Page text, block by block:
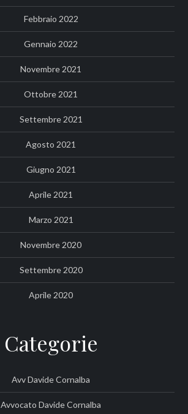
Febbraio 2022
Gennaio 2022
Novembre 2021
Ottobre 2021
Settembre 2021
Agosto 2021
Giugno 2021
Aprile 2021
Marzo 2021
Novembre 2020
Settembre 2020
Aprile 2020
Categorie
Avv Davide Cornalba
Avvocato Davide Cornalba